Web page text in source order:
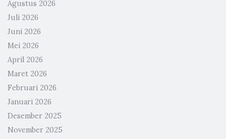
Agustus 2026
Juli 2026
Juni 2026
Mei 2026
April 2026
Maret 2026
Februari 2026
Januari 2026
Desember 2025
November 2025